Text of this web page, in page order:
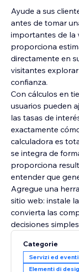
Ayude a sus
antes de tomar
importantes de la
proporciona
directamente en
visitantes
confianza.
Con cálculos en
usuarios pueden
las tasas de
exactamente
calculadora es
se integra de
proporciona
entender que
Agregue una
sitio web: instale
convierta las
decisiones
Categorie
Servizi ed eventi
Elementi di